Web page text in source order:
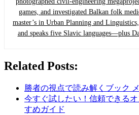
games, and investigated Balkan folk
master’s in Urban Planning and
and speaks five Slavic languages—plus
Related Posts:
勝者の視点で読み解くブック
今すぐ試したい！信頼できる
すめガイド